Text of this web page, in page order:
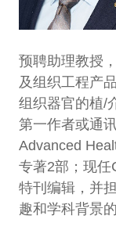
预聘助理教授
及组织工程产
组织器官的植/
第一作者或通
Advanced
专著2部；现任
特刊编辑，并
趣和学科背景